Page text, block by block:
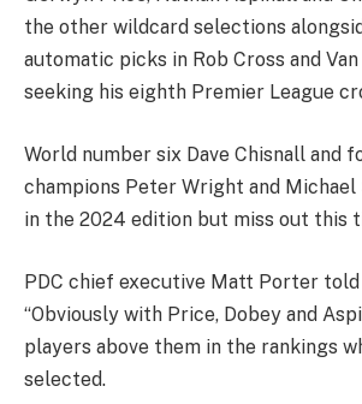
the other wildcard selections
automatic picks in Rob Cross and
seeking his eighth Premier League
World number six Dave Chisnall and
champions Peter Wright and
in the 2024 edition but miss out this
PDC chief executive Matt Porter
“Obviously with Price, Dobey and
players above them in the rankings
selected.